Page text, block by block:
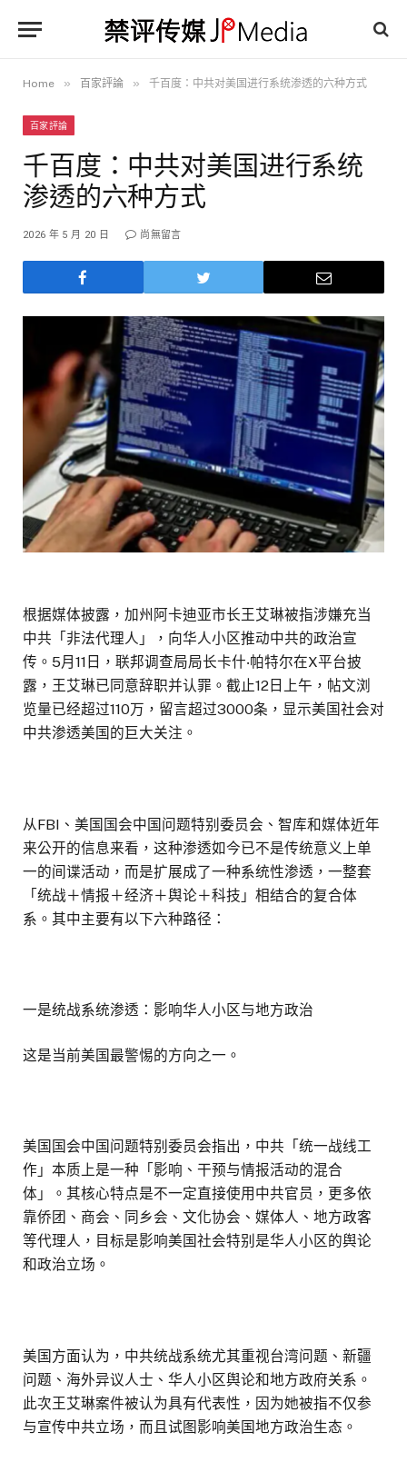
Home » 百家評論 » 千百度：中共对美国进行系统渗透的六种方式
百家評論
千百度：中共对美国进行系统
渗透的六种方式
2026 年 5 月 20 日 尚無留言
根据媒体披露，加州阿卡迪亚市长王艾琳被指涉嫌充当
中共「非法代理人」，向华人小区推动中共的政治宣
传。5月11日，联邦调查局局长卡什‧帕特尔在X平台披
露，王艾琳已同意辞职并认罪。截止12日上午，帖文浏
览量已经超过110万，留言超过3000条，显示美国社会对
中共渗透美国的巨大关注。
从FBI、美国国会中国问题特别委员会、智库和媒体近年
来公开的信息来看，这种渗透如今已不是传统意义上单
一的间谍活动，而是扩展成了一种系统性渗透，一整套
「统战＋情报＋经济＋舆论＋科技」相结合的复合体
系。其中主要有以下六种路径：
一是统战系统渗透：影响华人小区与地方政治
这是当前美国最警惕的方向之一。
美国国会中国问题特别委员会指出，中共「统一战线工
作」本质上是一种「影响、干预与情报活动的混合
体」。其核心特点是不一定直接使用中共官员，更多依
靠侨团、商会、同乡会、文化协会、媒体人、地方政客
等代理人，目标是影响美国社会特别是华人小区的舆论
和政治立场。
美国方面认为，中共统战系统尤其重视台湾问题、新疆
问题、海外异议人士、华人小区舆论和地方政府关系。
此次王艾琳案件被认为具有代表性，因为她被指不仅参
与宣传中共立场，而且试图影响美国地方政治生态。